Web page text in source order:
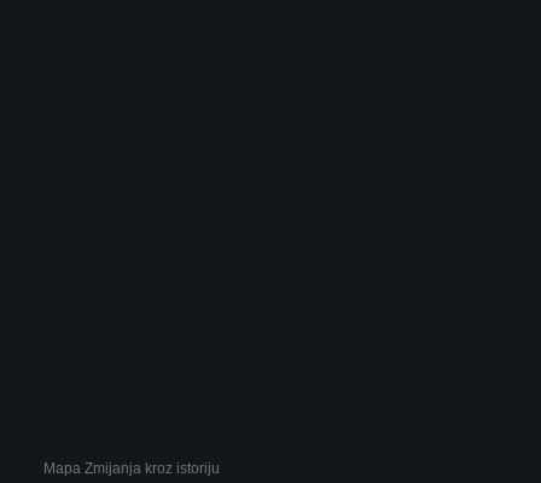
Mapa Zmijanja kroz istoriju